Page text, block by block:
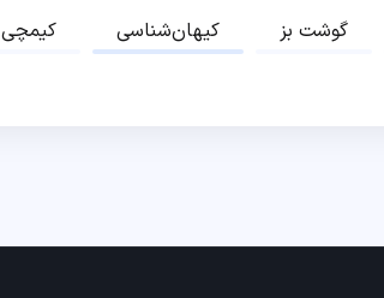
کیمچی کیهان‌شناسی گوشت بز